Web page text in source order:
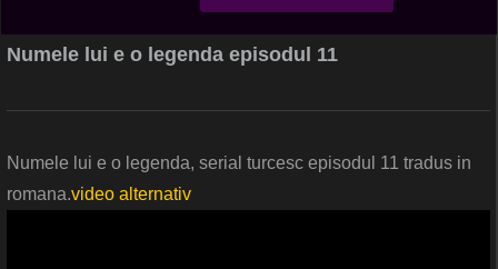
Numele lui e o legenda episodul 11
Numele lui e o legenda, serial turcesc episodul 11 tradus in
romana.video alternativ